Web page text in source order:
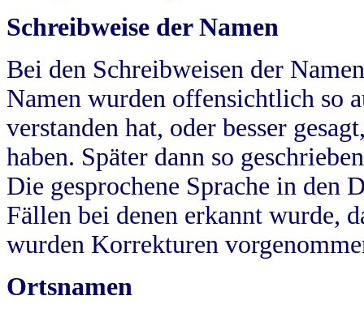
Schreibweise der Namen
Bei den Schreibweisen der
Namen wurden offensichtlich so
verstanden hat, oder besser
haben. Später dann so
Die gesprochene Sprache in
Fällen bei denen erkannt wurde,
wurden Korrekturen
Ortsnamen